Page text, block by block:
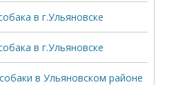
в г.Ульяновске
в г.Ульяновске
в Ульяновском районе